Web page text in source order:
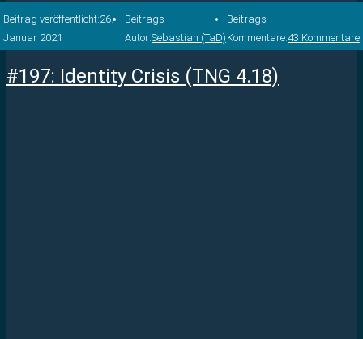
Beitrag veröffentlicht:26.
Januar 2021
Beitrags-
Autor:Sebastian (TaD)
Beitrags-
Kommentare:43 Kommentare
#197: Identity Crisis (TNG 4.18)